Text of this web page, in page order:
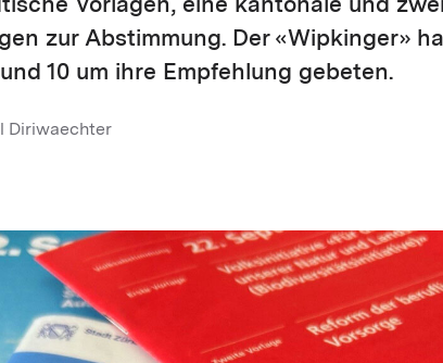
Vorlagen, eine kantonale und zwei
zur Abstimmung. Der «Wipkinger»
10 um ihre Empfehlung gebeten.
Diriwaechter